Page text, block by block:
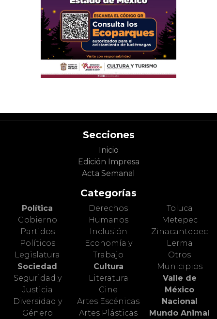
Secciones
Inicio
Edición Impresa
Acta Semanal
Categorías
Política
Gobierno
Partidos
Políticos
Legislatura
Sociedad
Seguridad y
Justicia
Diversidad y
Género
Derechos
Humanos
Inclusión
Economía y
Trabajo
Cultura
Literatura
Cine
Artes Escénicas
Artes Plásticas
Toluca
Metepec
Zinacantepec
Lerma
Otros
Municipios
Valle de
México
Nacional
Mundo Animal